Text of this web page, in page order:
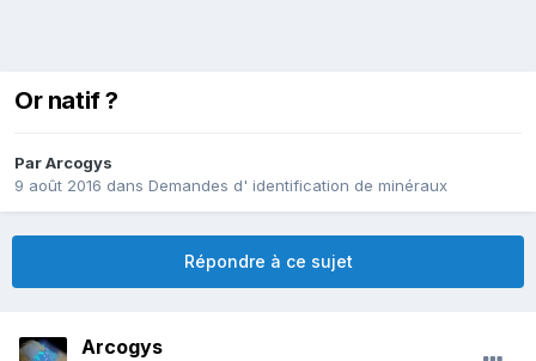
Or natif ?
ParArcogys
9 août 2016 dans Demandes d' identification de minéraux
Répondre à ce sujet
Arcogys